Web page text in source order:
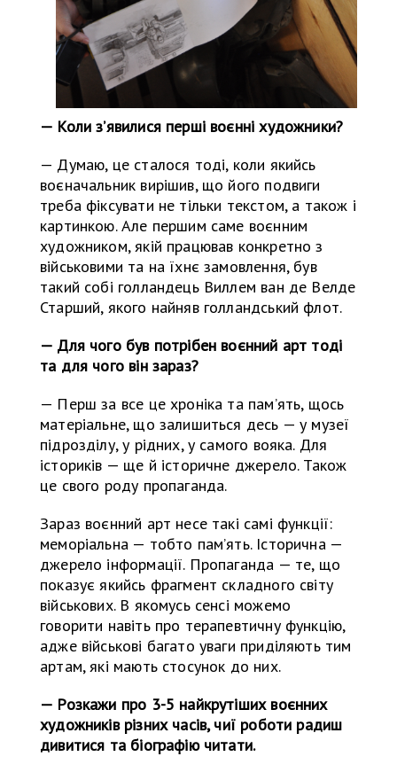
— Коли зʼявилися перші воєнні художники?
— Думаю, це сталося тоді, коли якийсь
воєначальник вирішив, що його подвиги
треба фіксувати не тільки текстом, а також і
картинкою. Але першим саме воєнним
художником, якій працював конкретно з
військовими та на їхнє замовлення, був
такий собі голландець Виллем ван де Велде
Старший, якого найняв голландський флот.
— Для чого був потрібен воєнний арт тоді
та для чого він зараз?
— Перш за все це хроніка та памʼять, щось
матеріальне, що залишиться десь — у музеї
підрозділу, у рідних, у самого вояка. Для
істориків — ще й історичне джерело. Також
це свого роду пропаганда.
Зараз воєнний арт несе такі самі функції:
меморіальна — тобто памʼять. Історична —
джерело інформації. Пропаганда — те, що
показує якийсь фрагмент складного світу
військових. В якомусь сенсі можемо
говорити навіть про терапевтичну функцію,
адже військові багато уваги приділяють тим
артам, які мають стосунок до них.
— Розкажи про 3-5 найкрутіших воєнних
художників різних часів, чиї роботи радиш
дивитися та біографію читати.